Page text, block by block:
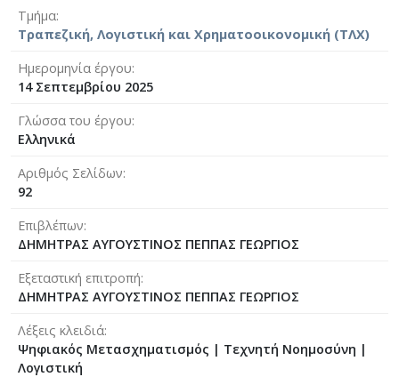
Τμήμα
Τραπεζική, Λογιστική και Χρηματοοικονομική (ΤΛΧ)
Ημερομηνία έργου
14 Σεπτεμβρίου 2025
Γλώσσα του έργου
Ελληνικά
Αριθμός Σελίδων
92
Επιβλέπων
ΔΗΜΗΤΡΑΣ ΑΥΓΟΥΣΤΙΝΟΣ ΠΕΠΠΑΣ ΓΕΩΡΓΙΟΣ
Εξεταστική επιτροπή
ΔΗΜΗΤΡΑΣ ΑΥΓΟΥΣΤΙΝΟΣ ΠΕΠΠΑΣ ΓΕΩΡΓΙΟΣ
Λέξεις κλειδιά
Ψηφιακός Μετασχηματισμός | Τεχνητή Νοημοσύνη |
Λογιστική